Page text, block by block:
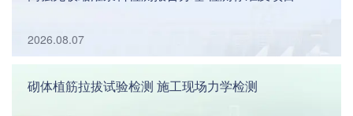
2026.08.07
砌体植筋拉拔试验检测 施工现场力学检测